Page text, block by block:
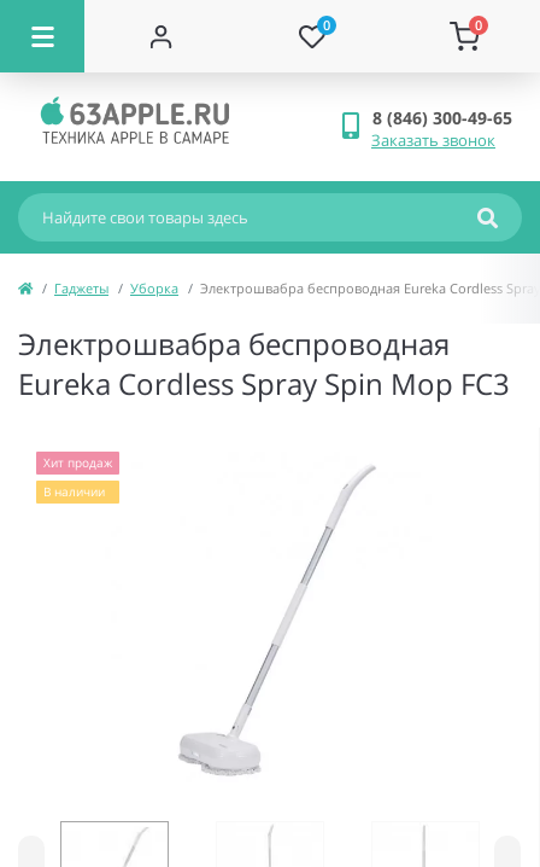
0 0
8 (846) 300-49-65
Заказать звонок
Гаджеты Уборка Электрошвабра беспроводная Eureka Cordless
Электрошвабра беспроводная
Eureka Cordless Spray Spin Mop FC3
Хит продаж
В наличии